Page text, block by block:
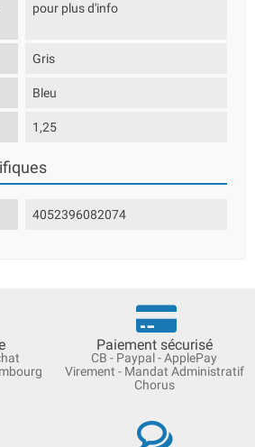
pour plus d'info
Gris
Bleu
1,25
4052396082074
Paiement sécurisé
CB - Paypal - ApplePay
Virement - Mandat Administratif
Chorus